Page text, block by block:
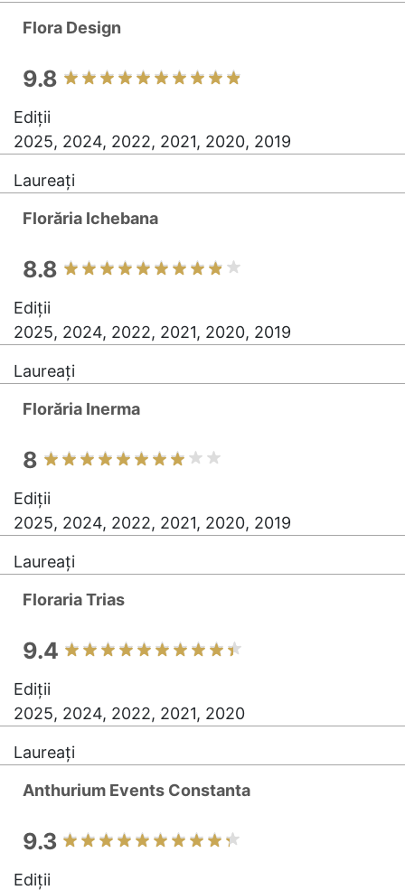
Flora Design
9.8
Ediții
2025, 2024, 2022, 2021, 2020, 2019
Laureați
Florăria Ichebana
8.8
Ediții
2025, 2024, 2022, 2021, 2020, 2019
Laureați
Florăria Inerma
8
Ediții
2025, 2024, 2022, 2021, 2020, 2019
Laureați
Floraria Trias
9.4
Ediții
2025, 2024, 2022, 2021, 2020
Laureați
Anthurium Events Constanta
9.3
Ediții